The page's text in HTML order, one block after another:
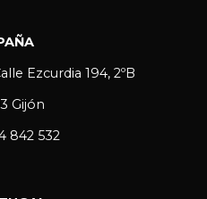
Ezcurdia 194, 2ºB
Gijón
842 532